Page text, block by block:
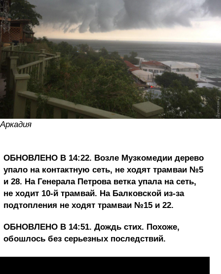
Аркадия
ОБНОВЛЕНО В 14:22. Возле Музкомедии дерево
упало на контактную сеть, не ходят трамваи №5
и 28. На Генерала Петрова ветка упала на сеть,
не ходит 10-й трамвай. На Балковской из-за
подтопления не ходят трамваи №15 и 22.
ОБНОВЛЕНО В 14:51. Дождь стих. Похоже,
обошлось без серьезных последствий.